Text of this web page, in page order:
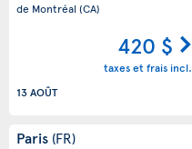
de Montréal(CA)
420 $
taxes et frais incl.
13 AOÛT
Paris (FR)